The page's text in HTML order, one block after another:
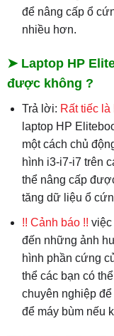
để nâng cấp ổ
nhiều hơn.
➤ Laptop HP
được không ?
Trả lời: Rất tiếc là
laptop HP
một cách chủ
hình i3-i7-i7 trên
thể nâng cấp
tăng dữ liệu ổ
!! Cảnh báo !! việc
đến những ảnh
hình phần cứng
thể các bạn có
chuyên nghiệp
để máy bùm nếu